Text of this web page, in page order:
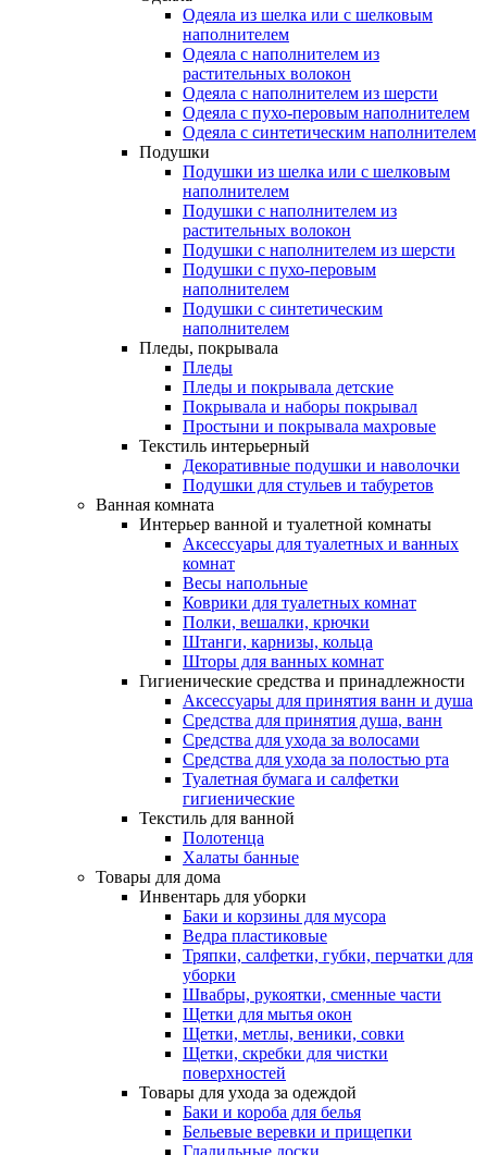
Одеяла из шелка или с шелковым
наполнителем
Одеяла с наполнителем из
растительных волокон
Одеяла с наполнителем из шерсти
Одеяла с пухо-перовым наполнителем
Одеяла с синтетическим наполнителем
Подушки
Подушки из шелка или с шелковым
наполнителем
Подушки с наполнителем из
растительных волокон
Подушки с наполнителем из шерсти
Подушки с пухо-перовым
наполнителем
Подушки с синтетическим
наполнителем
Пледы, покрывала
Пледы
Пледы и покрывала детские
Покрывала и наборы покрывал
Простыни и покрывала махровые
Текстиль интерьерный
Декоративные подушки и наволочки
Подушки для стульев и табуретов
Ванная комната
Интерьер ванной и туалетной комнаты
Аксессуары для туалетных и ванных
комнат
Весы напольные
Коврики для туалетных комнат
Полки, вешалки, крючки
Штанги, карнизы, кольца
Шторы для ванных комнат
Гигиенические средства и принадлежности
Аксессуары для принятия ванн и душа
Средства для принятия душа, ванн
Средства для ухода за волосами
Средства для ухода за полостью рта
Туалетная бумага и салфетки
гигиенические
Текстиль для ванной
Полотенца
Халаты банные
Товары для дома
Инвентарь для уборки
Баки и корзины для мусора
Ведра пластиковые
Тряпки, салфетки, губки, перчатки для
уборки
Швабры, рукоятки, сменные части
Щетки для мытья окон
Щетки, метлы, веники, совки
Щетки, скребки для чистки
поверхностей
Товары для ухода за одеждой
Баки и короба для белья
Бельевые веревки и прищепки
Гладильные доски